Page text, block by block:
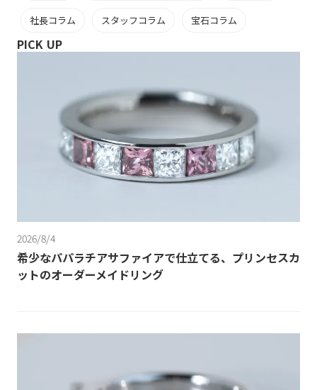
社長コラム スタッフコラム 宝石コラム
PICK UP
2026/8/4
希少なパパラチアサファイアで仕立てる、プリンセスカ
ットのオーダーメイドリング